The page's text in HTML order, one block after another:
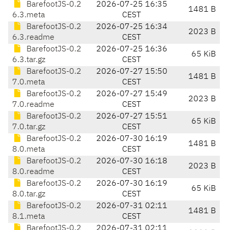
BarefootJS-0.2
6.3.meta
2026-07-25 16:35
CEST
1481 B
BarefootJS-0.2
6.3.readme
2026-07-25 16:34
CEST
2023 B
BarefootJS-0.2
6.3.tar.gz
2026-07-25 16:36
CEST
65 KiB
BarefootJS-0.2
7.0.meta
2026-07-27 15:50
CEST
1481 B
BarefootJS-0.2
7.0.readme
2026-07-27 15:49
CEST
2023 B
BarefootJS-0.2
7.0.tar.gz
2026-07-27 15:51
CEST
65 KiB
BarefootJS-0.2
8.0.meta
2026-07-30 16:19
CEST
1481 B
BarefootJS-0.2
8.0.readme
2026-07-30 16:18
CEST
2023 B
BarefootJS-0.2
8.0.tar.gz
2026-07-30 16:19
CEST
65 KiB
BarefootJS-0.2
8.1.meta
2026-07-31 02:11
CEST
1481 B